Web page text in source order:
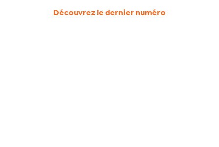
Découvrez le dernier numéro